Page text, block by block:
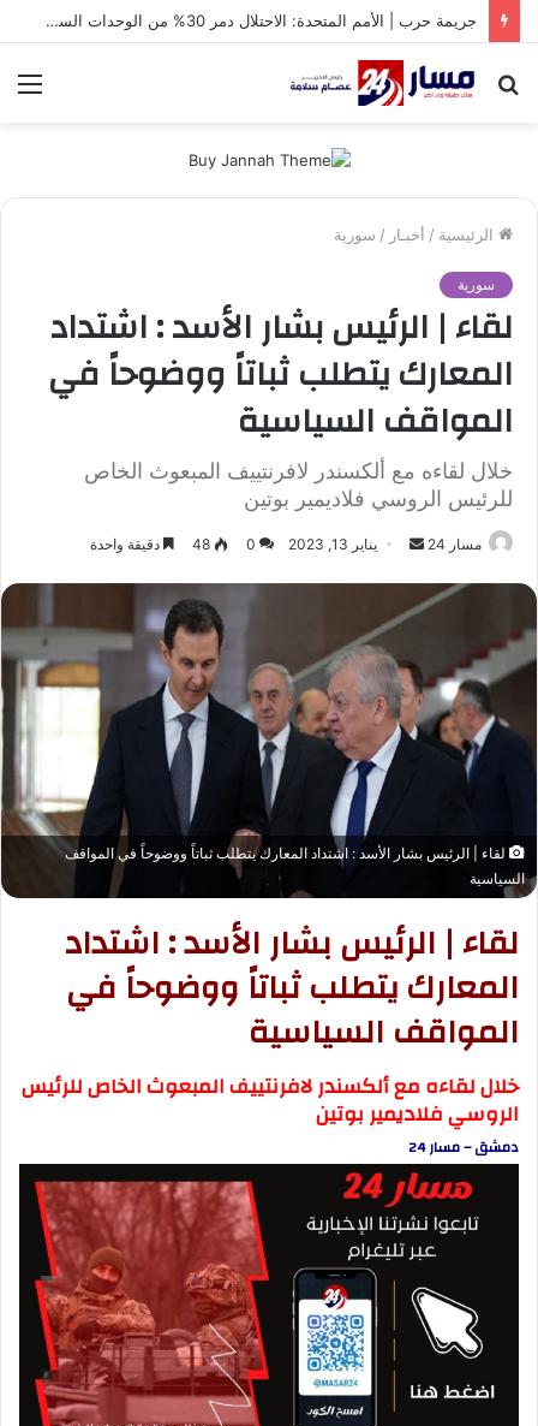
جريمة حرب | الأمم المتحدة: الاحتلال دمر 30% من الوحدات السكنية في غزة
بحث
الرئيسية / أخبـار / سورية
سورية
لقاء | الرئيس بشار الأسد : اشتداد
المعارك يتطلب ثباتاً ووضوحاً في
المواقف السياسية
خلال لقاءه مع ألكسندر لافرنتييف المبعوث الخاص
للرئيس الروسي فلاديمير بوتين
مسار 24
ب
ر
ك
ا
يناير 13, 2023 0
48 دقيقة واحدة
لقاء | الرئيس بشار الأسد : اشتداد المعارك يتطلب ثباتاً ووضوحاً في المواقف
السياسية
لقاء | الرئيس بشار الأسد : اشتداد
المعارك يتطلب ثباتاً ووضوحاً في
المواقف السياسية
خلال لقاءه مع ألكسندر لافرنتييف المبعوث الخاص للرئيس
الروسي فلاديمير بوتين
دمشق – مسار 24